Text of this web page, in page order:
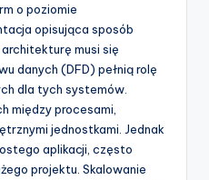
o poziomie
opisująca sposób
musi się
danych (DFD) pełnią rolę
dla tych systemów.
między procesami,
jednostkami. Jednak
aplikacji, często
projektu. Skalowanie